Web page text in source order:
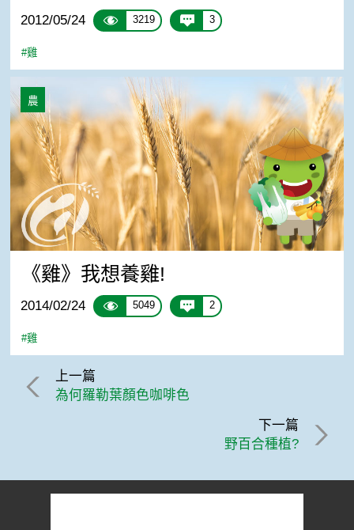
2012/05/24 3219 3
#雞
《雞》我想養雞!
農
《雞》我想養雞!
2014/02/24 5049 2
#雞
上一篇
為何羅勒葉顏色咖啡色
下一篇
野百合種植?